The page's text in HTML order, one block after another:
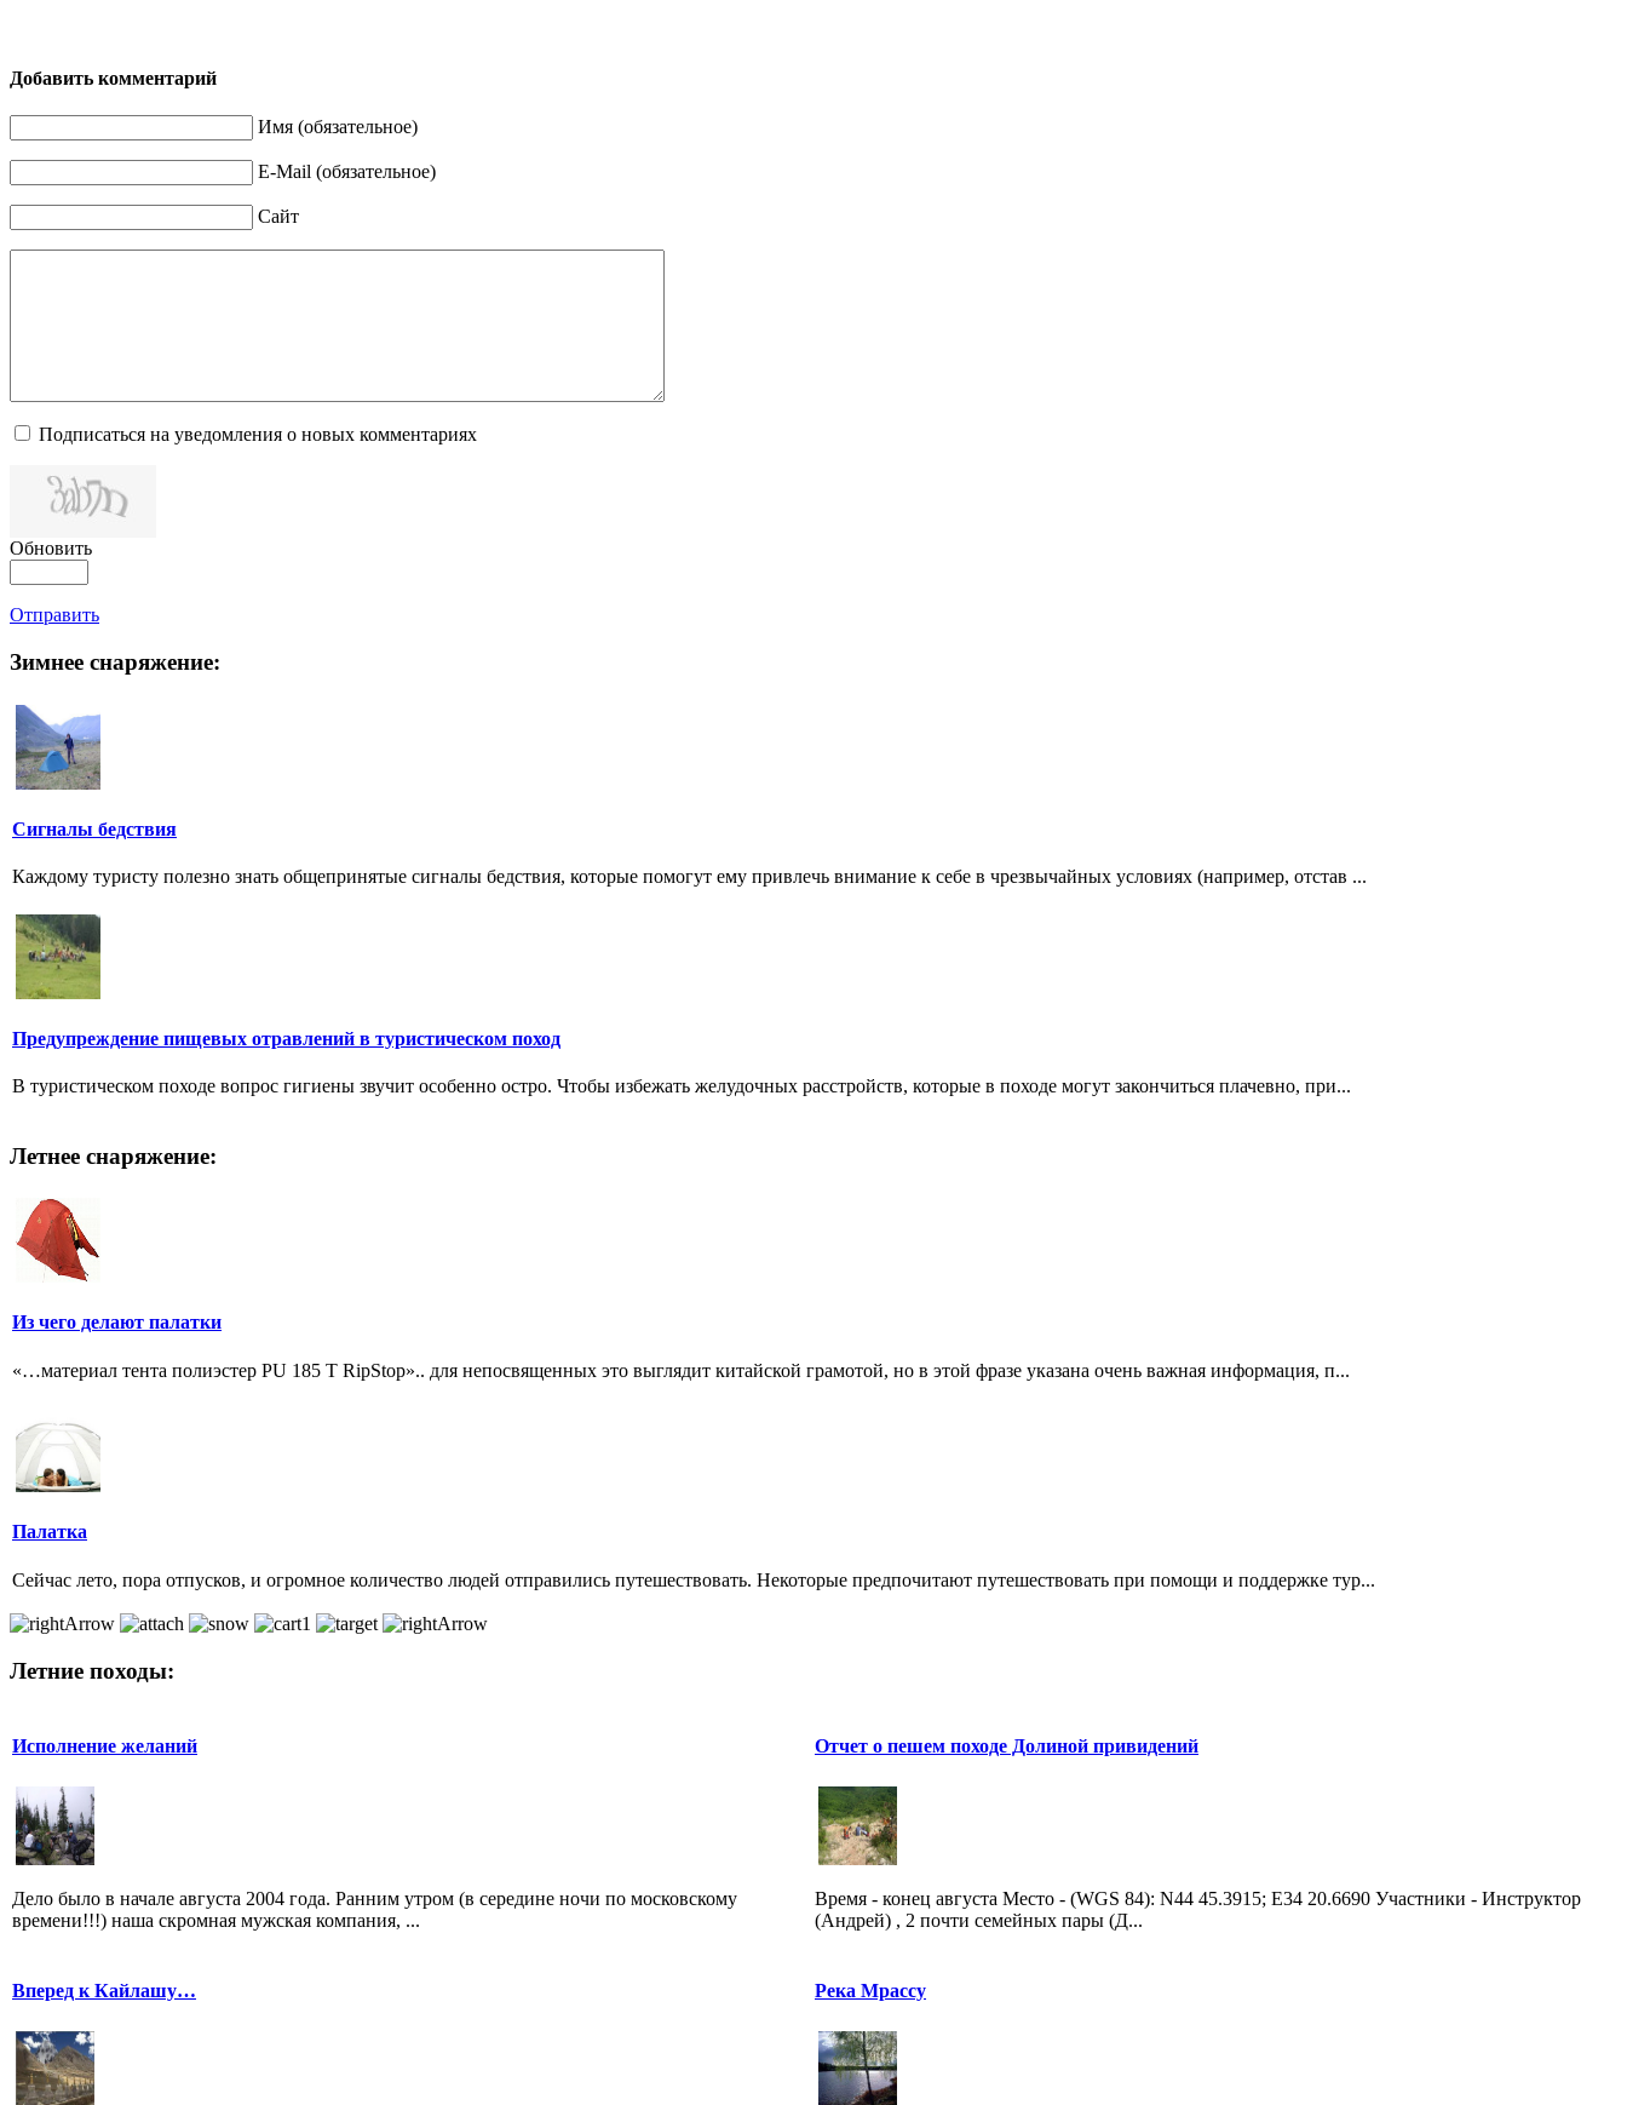
Добавить комментарий
Имя (обязательное)
E-Mail (обязательное)
Сайт
Подписаться на уведомления о новых комментариях
Обновить
Отправить
Зимнее снаряжение:
Сигналы бедствия
Каждому туристу полезно знать общепринятые сигналы бедствия, которые помогут ему привлечь внимание к себе в чрезвычайных условиях (например, отстав ...
Предупреждение пищевых отравлений в туристическом поход
В туристическом походе вопрос гигиены звучит особенно остро. Чтобы избежать желудочных расстройств, которые в походе могут закончиться плачевно, при...
Летнее снаряжение:
Из чего делают палатки
«…материал тента полиэстер PU 185 T RipStop».. для непосвященных это выглядит китайской грамотой, но в этой фразе указана очень важная информация, п...
Палатка
Сейчас лето, пора отпусков, и огромное количество людей отправились путешествовать. Некоторые предпочитают путешествовать при помощи и поддержке тур...
Летние походы:
Исполнение желаний
Дело было в начале августа 2004 года. Ранним утром (в середине ночи по московскому
времени!!!) наша скромная мужская компания, ...
Отчет о пешем походе Долиной привидений
Время - конец августа Место - (WGS 84): N44 45.3915; E34 20.6690 Участники - Инструктор
(Андрей) , 2 почти семейных пары (Д...
Вперед к Кайлашу… Река Мрассу